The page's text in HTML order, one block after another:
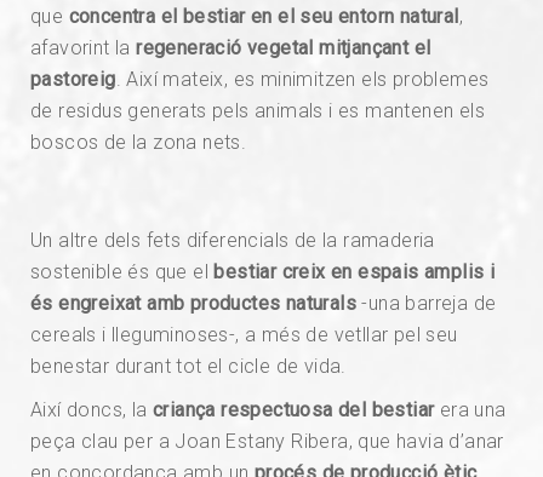
que concentra el bestiar en el seu entorn natural,
afavorint laregeneració vegetal mitjançant el
pastoreig. Així mateix, es minimitzen els problemes
de residus generats pels animals i es mantenen els
boscos de la zona nets.
Un altre dels fets diferencials de la ramaderia
sostenible és que el bestiar creix en espais amplis i
és engreixat amb productes naturals -una barreja de
cereals i lleguminoses-, a més de vetllar pel seu
benestar durant tot el cicle de vida.
Així doncs, la criança respectuosa del bestiarera una
peça clau per a Joan Estany Ribera, que havia d’anar